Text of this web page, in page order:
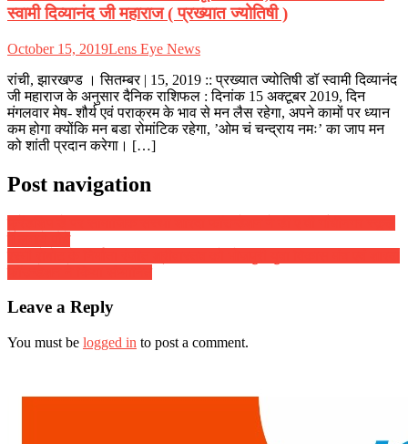
स्वामी दिव्यानंद जी महाराज ( प्रख्यात ज्योतिषी )
October 15, 2019Lens Eye News
रांची, झारखण्ड । सितम्बर | 15, 2019 :: प्रख्यात ज्योतिषी डॉ स्वामी दिव्यानंद
जी महाराज के अनुसार दैनिक राशिफल : दिनांक 15 अक्टूबर 2019, दिन
मंगलवार मेष- शौर्य एवं पराक्रम के भाव से मन लैस रहेगा, अपने कामों पर ध्यान
कम होगा क्योंकि मन बडा रोमांटिक रहेगा, ’ओम चं चन्द्राय नमः’ का जाप मन
को शांती प्रदान करेगा। […]
Post navigation
Leave a Reply
You must be logged in to post a comment.